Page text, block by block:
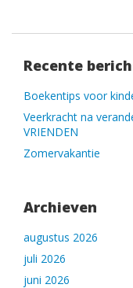
Recente
Boekentips voor
Veerkracht na
VRIENDEN
Zomervakantie
Archieven
augustus 2026
juli 2026
juni 2026